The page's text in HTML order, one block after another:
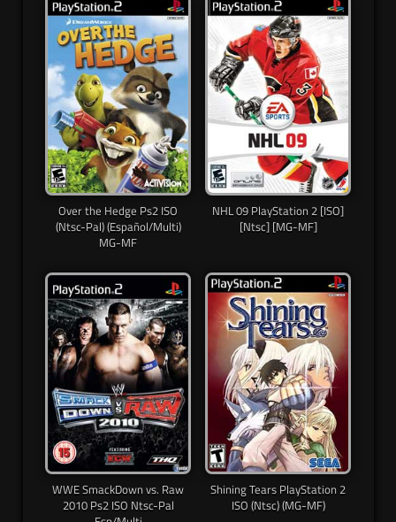
Over the Hedge Ps2 ISO
(Ntsc-Pal) (Español/Multi)
MG-MF
NHL 09 PlayStation 2 [ISO]
[Ntsc] [MG-MF]
WWE SmackDown vs. Raw
2010 Ps2 ISO Ntsc-Pal
Shining Tears PlayStation 2
ISO (Ntsc) (MG-MF)